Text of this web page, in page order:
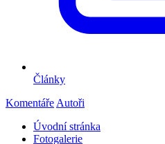
Články
Komentáře Autoři
Úvodní stránka
Fotogalerie